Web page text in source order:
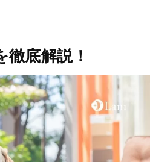
徹底解説！